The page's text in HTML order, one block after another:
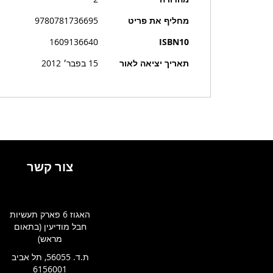
מחליף את פריט
9780781736695
ISBN10
1609136640
תאריך יציאה לאור
15 בפבר׳ 2012
צור קשר
האגוז 6 פארק תעשיות
חבל מודיעין (בתאום
מראש)
ת.ד. 56055, תל אביב
6156001